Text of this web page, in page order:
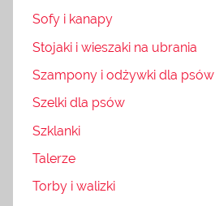
Sofy i kanapy
Stojaki i wieszaki na ubrania
Szampony i odżywki dla psów
Szelki dla psów
Szklanki
Talerze
Torby i walizki